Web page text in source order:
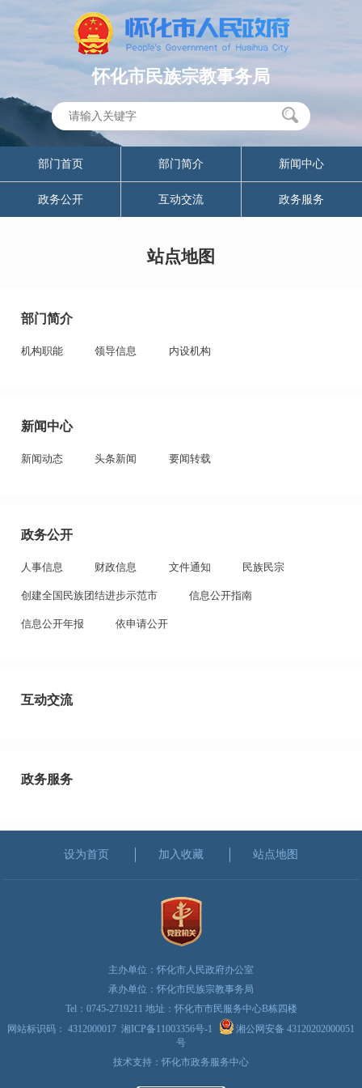
怀化市民族宗教事务局
部门首页 部门简介 新闻中心
政务公开 互动交流 政务服务
站点地图
部门简介
机构职能 领导信息 内设机构
新闻中心
新闻动态 头条新闻 要闻转载
政务公开
人事信息 财政信息 文件通知 民族民宗
创建全国民族团结进步示范市 信息公开指南
信息公开年报 依申请公开
互动交流
政务服务
设为首页 加入收藏 站点地图
主办单位：怀化市人民政府办公室
承办单位：怀化市民族宗教事务局
Tel：0745-2719211 地址：怀化市市民服务中心B栋四楼
网站标识码： 4312000017 湘ICP备11003356号-1
湘公网安备 43120202000051
号
技术支持：怀化市政务服务中心